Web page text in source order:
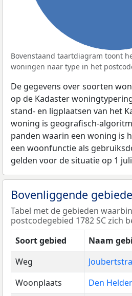
Bovenstaand taartdiagram toont
woningen naar type in het
De gegevens over soorten
op de Kadaster
stand- en ligplaatsen van het
woning is geografisch-
panden waarin een woning is
een woonfunctie als
gelden voor de situatie op 1
Bovenliggende
Tabel met de gebieden
postcodegebied 1782 SC zich
Soort gebied
Naam
Weg
Woonplaats
Den Helder